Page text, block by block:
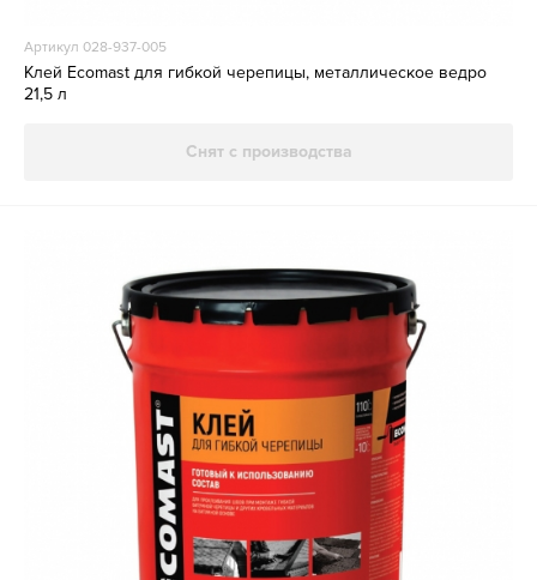
Артикул 028-937-005
Клей Ecomast для гибкой черепицы, металлическое ведро
21,5 л
Снят с производства